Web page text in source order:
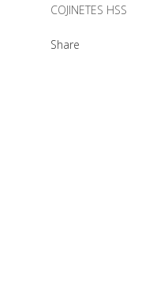
COJINETES HSS
Share